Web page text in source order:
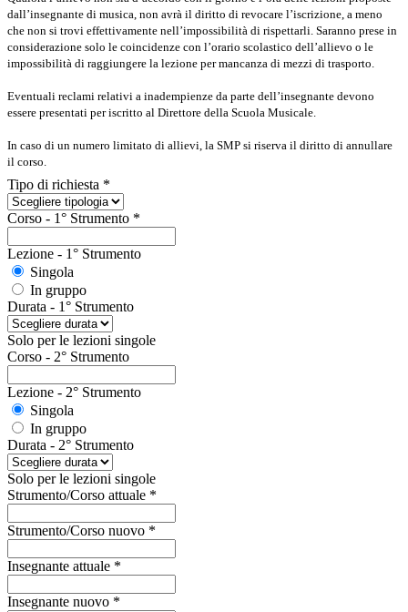
dall’insegnante di musica, non avrà il diritto di revocare l’iscrizione, a meno
che non si trovi effettivamente nell’impossibilità di rispettarli. Saranno prese in
considerazione solo le coincidenze con l’orario scolastico dell’allievo o le
impossibilità di raggiungere la lezione per mancanza di mezzi di trasporto.
Eventuali reclami relativi a inadempienze da parte dell’insegnante devono
essere presentati per iscritto al Direttore della Scuola Musicale.
In caso di un numero limitato di allievi, la SMP si riserva il diritto di annullare
il corso.
Tipo di richiesta *
Corso - 1° Strumento *
Lezione - 1° Strumento
Singola
In gruppo
Durata - 1° Strumento
Solo per le lezioni singole
Corso - 2° Strumento
Lezione - 2° Strumento
Singola
In gruppo
Durata - 2° Strumento
Solo per le lezioni singole
Strumento/Corso attuale *
Strumento/Corso nuovo *
Insegnante attuale *
Insegnante nuovo *